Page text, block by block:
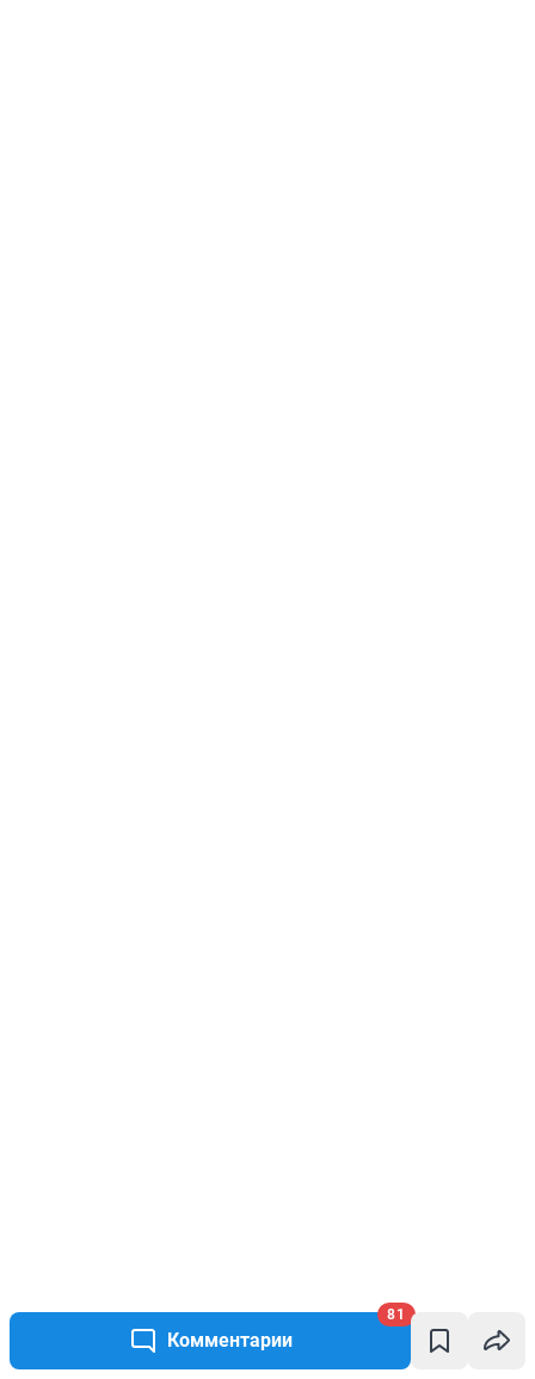
Комментарии
81